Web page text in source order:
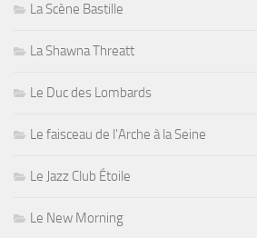
La Scène Bastille
La Shawna Threatt
Le Duc des Lombards
Le faisceau de l'Arche à la Seine
Le Jazz Club Étoile
Le New Morning